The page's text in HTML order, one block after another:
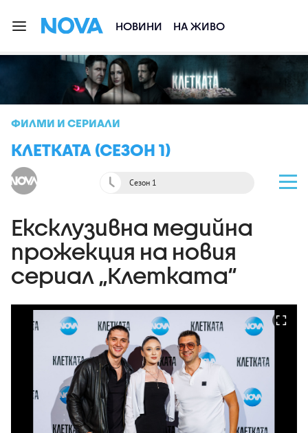
НОВИНИ НА ЖИВО
ФИЛМИ И СЕРИАЛИ
КЛЕТКАТА (СЕЗОН 1)
Сезон 1
Ексклузивна медийна
прожекция на новия
сериал „Клетката“